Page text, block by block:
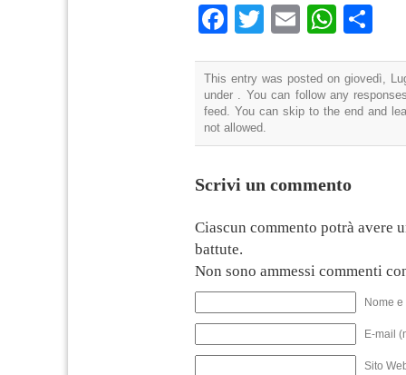
Facebook
TwitterEmail
This entry was posted on giovedì,
under . You can follow any
feed. You can skip to the end and
not allowed.
Scrivi un commento
Ciascun commento potrà avere
battute.
Non sono ammessi commenti
Nome
E-mail
Sito